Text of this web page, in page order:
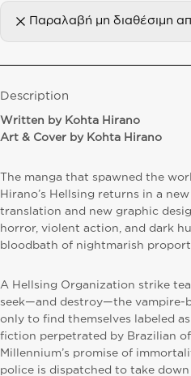
Παραλαβή μη διαθέσιμη
Description
Written by Kohta Hirano
Art & Cover by Kohta Hirano
The manga that spawned the
Hirano’s Hellsing returns in a
translation and new graphic
horror, violent action, and dark
bloodbath of nightmarish
A Hellsing Organization strike
seek—and destroy—the vampire-
only to find themselves labeled
fiction perpetrated by Brazilian
Millennium’s promise of
police is dispatched to take